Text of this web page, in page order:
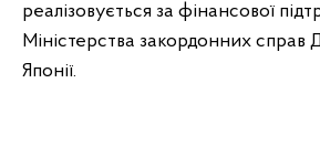
реалізовується за фінансової
Міністерства закордонних справ
Японії.